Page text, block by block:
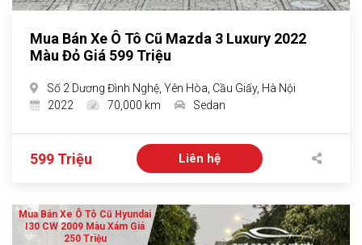
Mua Bán Xe Ô Tô Cũ Mazda 3 Luxury 2022
Màu Đỏ Giá 599 Triệu
Số 2 Dương Đình Nghệ, Yên Hòa, Cầu Giấy, Hà Nội
2022
70,000 km Sedan
599 Triệu Liên hệ
Mua Bán Xe Ô Tô Cũ Hyundai
I30 CW 2009 Màu Xám Giá
250 Triệu